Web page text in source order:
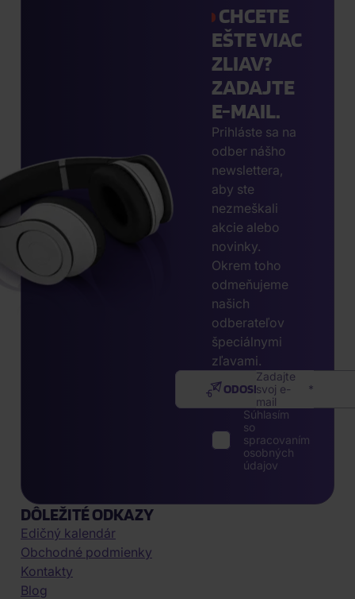
CHCETE
EŠTE VIAC
ZLIAV?
ZADAJTE
E-MAIL.
Prihláste sa na
odber nášho
newslettera,
aby ste
nezmeškali
akcie alebo
novinky.
Okrem toho
odmeňujeme
našich
odberateľov
špeciálnymi
zľavami.
Zadajte
svoj e-
mail
ODOSLAŤ
Súhlasím
so
spracovaním
osobných
údajov
DÔLEŽITÉ ODKAZY
Edičný kalendár
Obchodné podmienky
Kontakty
Blog